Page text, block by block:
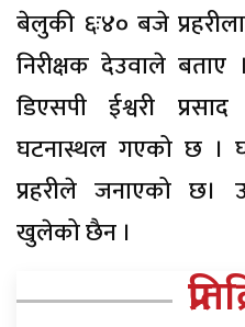
बेलुकी ६ः४० बजे
निरीक्षक देउवाले
डिएसपी ईश्वरी
घटनास्थल गएको छ ।
प्रहरीले जनाएको छ।
खुलेको छैन ।